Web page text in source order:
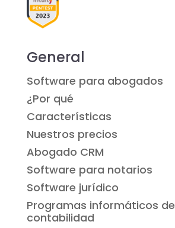
General
Software para abogados
¿Por qué
Características
Nuestros precios
Abogado CRM
Software para notarios
Software jurídico
Programas informáticos de
contabilidad